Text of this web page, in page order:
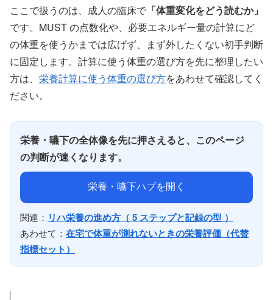
ここで扱うのは、成人の臨床で 「体重変化をどう読むか」
です。MUST の点数化や、必要エネルギー量の計算にど
の体重を使うかまでは広げず、まず外したくない初手判断
に固定します。計算に使う体重の選び方を先に整理したい
方は、 栄養計算に使う体重の選び方をあわせて確認してく
ださい。
栄養・嚥下の全体像を先に押さえると、このページ
の判断が速くなります。
栄養・嚥下ハブを開く
関連： リハ栄養の進め方（ 5 ステップと記録の型 ）
あわせて： 在宅で体重が測れないときの栄養評価（代替
指標セット）